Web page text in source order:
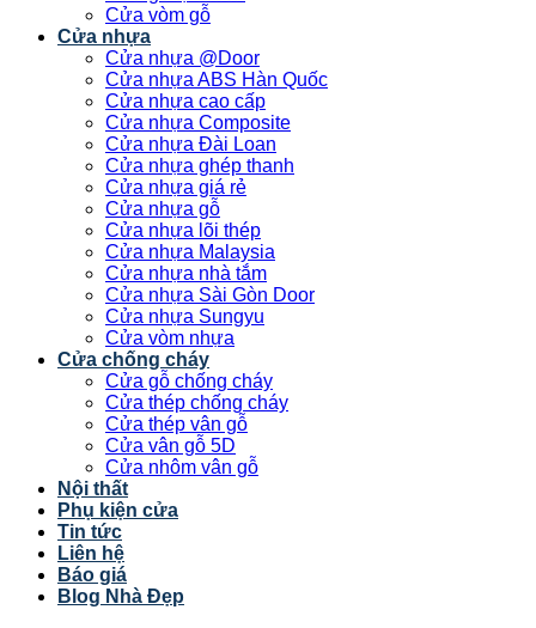
Cửa vòm gỗ
Cửa nhựa
Cửa nhựa @Door
Cửa nhựa ABS Hàn Quốc
Cửa nhựa cao cấp
Cửa nhựa Composite
Cửa nhựa Đài Loan
Cửa nhựa ghép thanh
Cửa nhựa giá rẻ
Cửa nhựa gỗ
Cửa nhựa lõi thép
Cửa nhựa Malaysia
Cửa nhựa nhà tắm
Cửa nhựa Sài Gòn Door
Cửa nhựa Sungyu
Cửa vòm nhựa
Cửa chống cháy
Cửa gỗ chống cháy
Cửa thép chống cháy
Cửa thép vân gỗ
Cửa vân gỗ 5D
Cửa nhôm vân gỗ
Nội thất
Phụ kiện cửa
Tin tức
Liên hệ
Báo giá
Blog Nhà Đẹp